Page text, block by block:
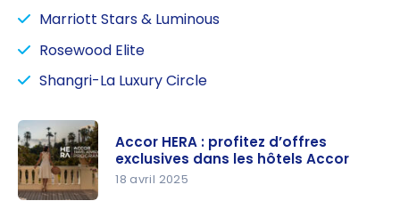
Marriott Stars & Luminous
Rosewood Elite
Shangri-La Luxury Circle
Accor HERA : profitez d’offres
exclusives dans les hôtels Accor
18 avril 2025